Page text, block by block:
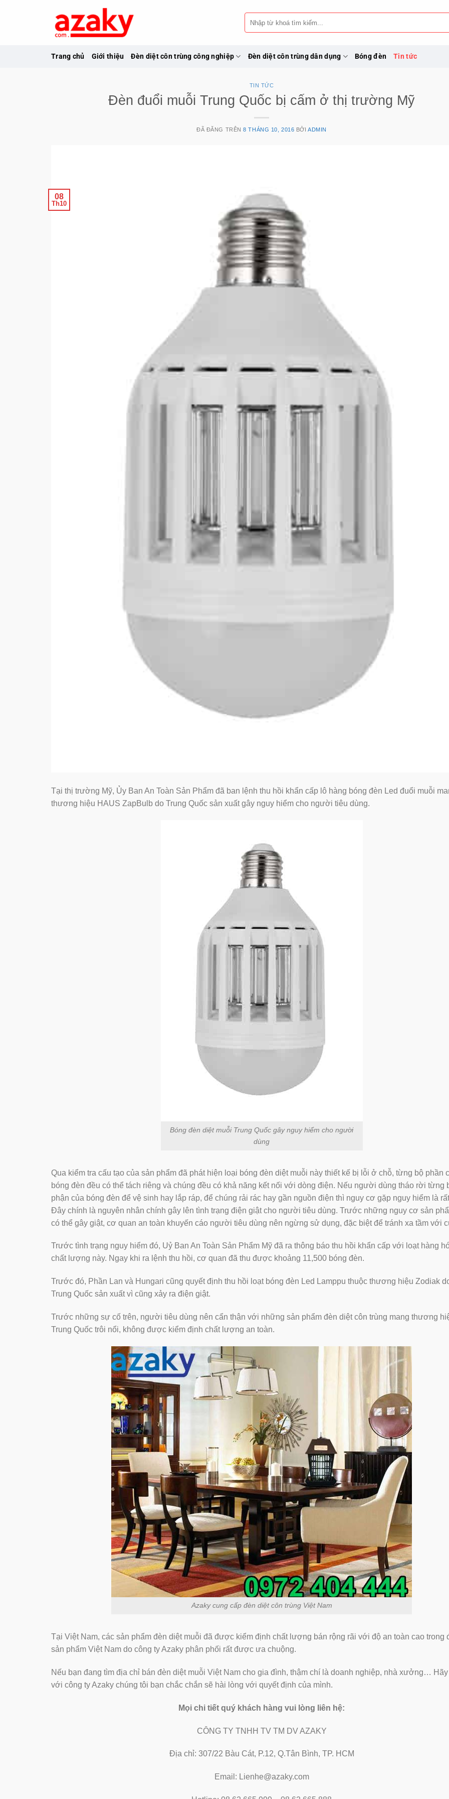
Tìm
kiếm:
Trang chủ Giới thiệu Đèn diệt côn trùng công nghiệp Đèn diệt côn trùng dân dụng Bóng đèn Tin tức
TIN TỨC
Đèn đuổi muỗi Trung Quốc bị cấm ở thị trường Mỹ
ĐÃ ĐĂNG TRÊN8 THÁNG 10, 2016 BỞIADMIN
08
Th10
Tại thị trường Mỹ, Ủy Ban An Toàn Sản Phẩm đã ban lệnh thu hồi khẩn cấp lô hàng bóng đèn Led đuổi muỗi
thương hiệu HAUS ZapBulb do Trung Quốc sản xuất gây nguy hiểm cho người tiêu dùng.
Bóng đèn diệt muỗi Trung Quốc gây nguy hiểm cho người
dùng
Qua kiểm tra cấu tạo của sản phẩm đã phát hiện loại bóng đèn diệt muỗi này thiết kế bị lỗi ở chỗ, từng bộ phần
bóng đèn đều có thể tách riêng và chúng đều có khả năng kết nối với dòng điện. Nếu người dùng tháo rời từng
phận của bóng đèn để vệ sinh hay lắp ráp, để chúng rải rác hay gần nguồn điện thì nguy cơ gặp nguy hiểm là
Đây chính là nguyên nhân chính gây lên tình trạng điện giật cho người tiêu dùng. Trước những nguy cơ sản
có thể gây giật, cơ quan an toàn khuyến cáo người tiêu dùng nên ngừng sử dụng, đặc biệt để tránh xa tầm với
Trước tình trạng nguy hiểm đó, Uỷ Ban An Toàn Sản Phẩm Mỹ đã ra thông báo thu hồi khẩn cấp với loạt hàng
chất lượng này. Ngay khi ra lệnh thu hồi, cơ quan đã thu được khoảng 11,500 bóng đèn.
Trước đó, Phần Lan và Hungari cũng quyết định thu hồi loạt bóng đèn Led Lamppu thuộc thương hiệu Zodiak
Trung Quốc sản xuất vì cũng xảy ra điện giật.
Trước những sự cố trên, người tiêu dùng nên cẩn thận với những sản phẩm đèn diệt côn trùng mang thương
Trung Quốc trôi nổi, không được kiểm định chất lượng an toàn.
Azaky cung cấp đèn diệt côn trùng Việt Nam
Tại Việt Nam, các sản phẩm đèn diệt muỗi đã được kiểm định chất lượng bán rộng rãi với độ an toàn cao trong
sản phẩm Việt Nam do công ty Azaky phân phối rất được ưa chuộng.
Nếu bạn đang tìm địa chỉ bán đèn diệt muỗi Việt Nam cho gia đình, thậm chí là doanh nghiệp, nhà xưởng…
với công ty Azaky chúng tôi bạn chắc chắn sẽ hài lòng với quyết định của mình.
Mọi chi tiết quý khách hàng vui lòng liên hệ:
CÔNG TY TNHH TV TM DV AZAKY
Địa chỉ: 307/22 Bàu Cát, P.12, Q.Tân Bình, TP. HCM
Email: Lienhe@azaky.com